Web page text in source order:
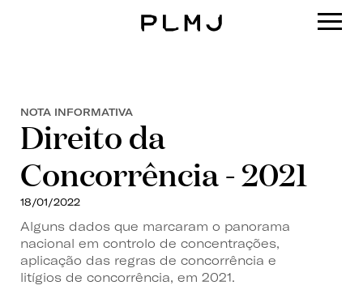
NOTA INFORMATIVA
Direito da
Concorrência - 2021
18/01/2022
Alguns dados que marcaram o panorama
nacional em controlo de concentrações,
aplicação das regras de concorrência e
litígios de concorrência, em 2021.